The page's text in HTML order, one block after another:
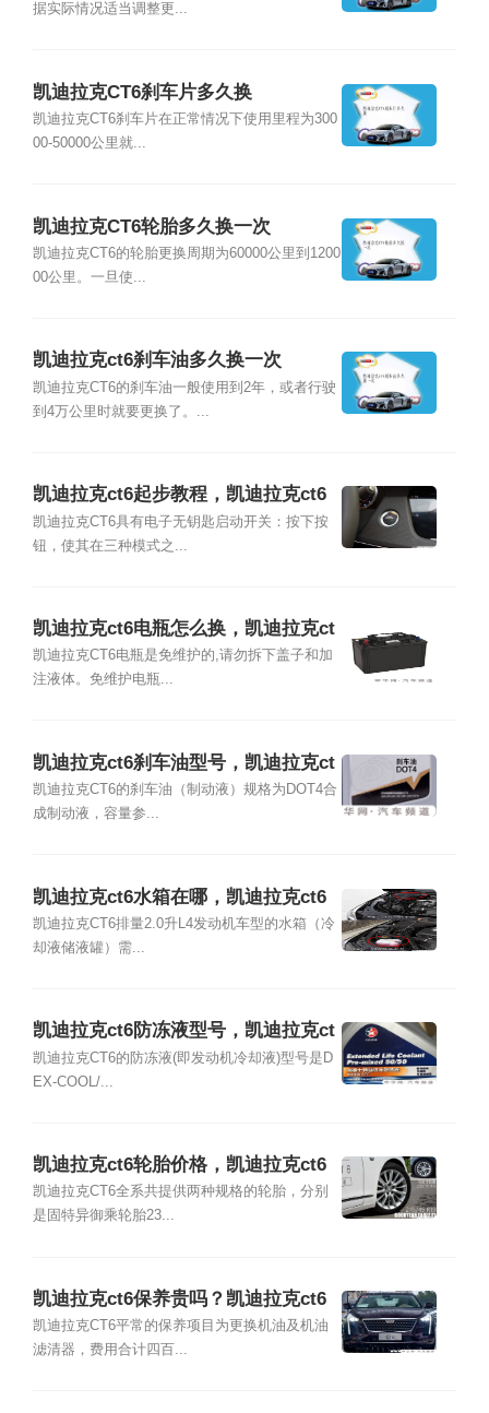
据实际情况适当调整更...
凯迪拉克CT6刹车片多久换
凯迪拉克CT6刹车片在正常情况下使用里程为300
00-50000公里就...
凯迪拉克CT6轮胎多久换一次
凯迪拉克CT6的轮胎更换周期为60000公里到1200
00公里。一旦使...
凯迪拉克ct6刹车油多久换一次
凯迪拉克CT6的刹车油一般使用到2年，或者行驶
到4万公里时就要更换了。...
凯迪拉克ct6起步教程，凯迪拉克ct6
启动步骤
凯迪拉克CT6具有电子无钥匙启动开关：按下按
钮，使其在三种模式之...
凯迪拉克ct6电瓶怎么换，凯迪拉克ct
6电瓶多少钱
凯迪拉克CT6电瓶是免维护的,请勿拆下盖子和加
注液体。免维护电瓶...
凯迪拉克ct6刹车油型号，凯迪拉克ct
6刹车油多久换一次
凯迪拉克CT6的刹车油（制动液）规格为DOT4合
成制动液，容量参...
凯迪拉克ct6水箱在哪，凯迪拉克ct6
水箱位置
凯迪拉克CT6排量2.0升L4发动机车型的水箱（冷
却液储液罐）需...
凯迪拉克ct6防冻液型号，凯迪拉克ct
6防冻液多久换一次
凯迪拉克CT6的防冻液(即发动机冷却液)型号是D
EX-COOL/...
凯迪拉克ct6轮胎价格，凯迪拉克ct6
轮胎多久换
凯迪拉克CT6全系共提供两种规格的轮胎，分别
是固特异御乘轮胎23...
凯迪拉克ct6保养贵吗？凯迪拉克ct6
保养一次多少钱
凯迪拉克CT6平常的保养项目为更换机油及机油
滤清器，费用合计四百...